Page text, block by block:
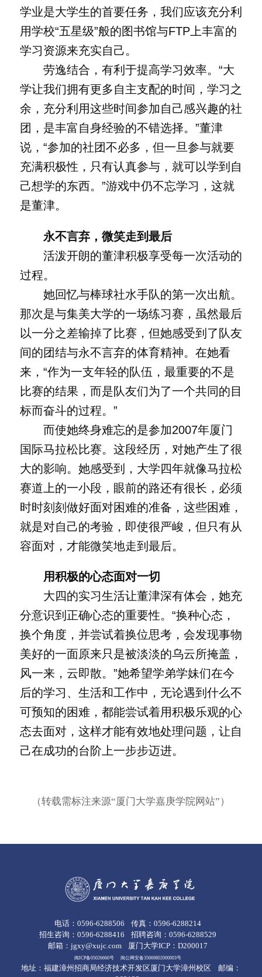
学业是大学生的首要任务，我们应该充分利
用学校“五星级”般的图书馆与FTP上丰富的
学习资源来充实自己。
劳逸结合，有利于提高学习效率。“大
学让我们拥有更多自主支配的时间，学习之
余，充分利用这些时间参加自己感兴趣的社
团，是丰富自身经验的不错选择。”董津
说，“参加的社团不必多，但一旦参与就要
充满积极性，只有认真参与，就可以学到自
己想学的东西。”游戏中仍不忘学习，这就
是董津。
永不言弃，微笑走到最后
活泼开朗的董津积极享受每一次活动的
过程。
她回忆与棒球社水手队的第一次出航。
那次是与集美大学的一场练习赛，虽然最后
以一分之差输掉了比赛，但她感受到了队友
间的团结与永不言弃的体育精神。在她看
来，“作为一支年轻的队伍，最重要的不是
比赛的结果，而是队友们为了一个共同的目
标而奋斗的过程。”
而使她终身难忘的是参加2007年厦门
国际马拉松比赛。这段经历，对她产生了很
大的影响。她感受到，大学四年就像马拉松
赛道上的一小段，眼前的路还有很长，必须
时时刻刻做好面对困难的准备，这些困难，
就是对自己的考验，即使很严峻，但只有从
容面对，才能微笑地走到最后。
用积极的心态面对一切
大四的实习生活让董津深有体会，她充
分意识到正确心态的重要性。“换种心态，
换个角度，并尝试着换位思考，会发现事物
美好的一面原来只是被淡淡的乌云所掩盖，
风一来，云即散。”她希望学弟学妹们在今
后的学习、生活和工作中，无论遇到什么不
可预知的困难，都能尝试着用积极乐观的心
态去面对，这样才能有效地处理问题，让自
己在成功的台阶上一步步迈进。
（转载需标注来源“厦门大学嘉庚学院网站”）
电话：0596-6288506
传真：0596-6288214
招生咨询：0596-6288416
招聘咨询：0596-6288529
邮箱：jgxy@xujc.com
厦门大学ICP：D200017
闽ICP备05026660号 闽公网安备35069802000003号
地址：福建漳州招商局经济技术开发区厦门大学漳州校区
邮编：